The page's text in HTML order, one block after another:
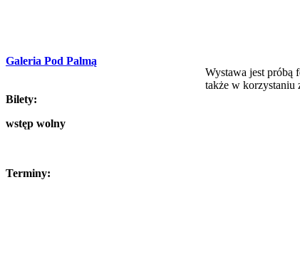
Galeria Pod Palmą
Bilety:
wstęp wolny
Terminy:
Wystawa jest próbą
także w korzystaniu